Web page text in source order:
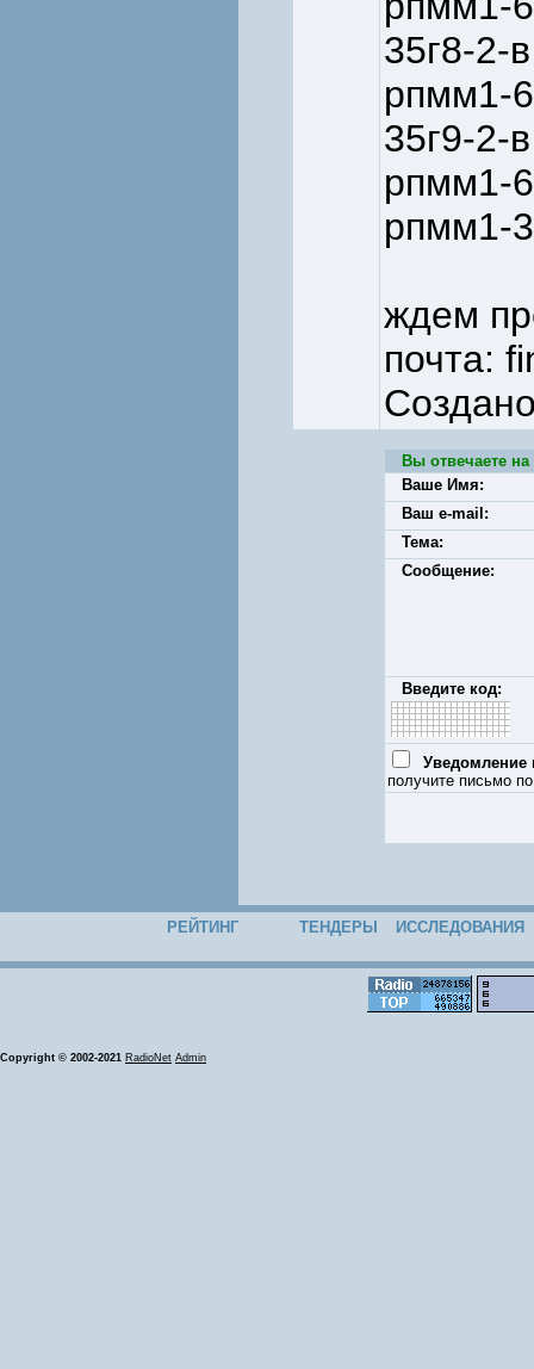
35г8-2-
рпмм1-
35г9-2-
рпмм1-
рпмм1-
ждем
почта:
Вы отвечаете
Ваше Имя:
Ваш e-mail:
Тема:
Сообщение:
Введите код:
Уведомление
получите письмо
РЕЙТИНГ ТЕНДЕРЫ ИССЛЕДОВАНИЯ
Copyright © 2002-2021 RadioNet Admin